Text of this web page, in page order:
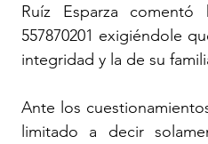
Ruíz Esparza
557870201 exigiéndole
integridad y la de su
Ante los
limitado a decir